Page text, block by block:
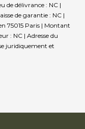
de délivrance : NC |
de garantie : NC |
75015 Paris | Montant
: NC | Adresse du
juridiquement et